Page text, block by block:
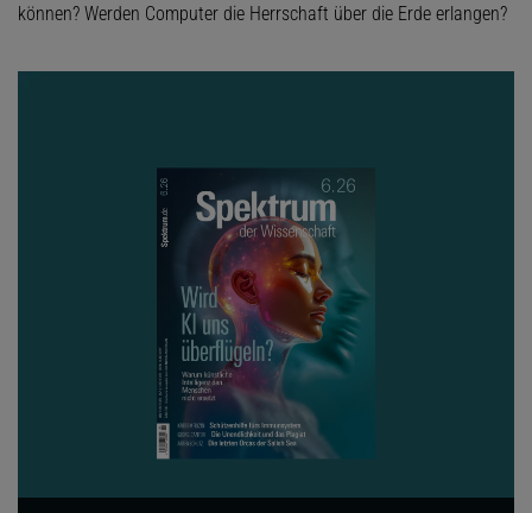
können? Werden Computer die Herrschaft über die Erde erlangen?